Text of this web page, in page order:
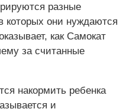
разные
они нуждаются
как Самокат
за считанные
накормить ребенка
и